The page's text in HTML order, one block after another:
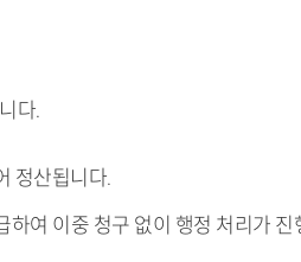
다.
정산됩니다.
여 이중 청구 없이 행정 처리가 진